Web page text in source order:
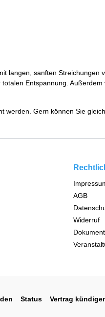
langen, sanften Streichungen
Entspannung.
werden. Gern können Sie
AGB
Widerruf
Status Vertrag